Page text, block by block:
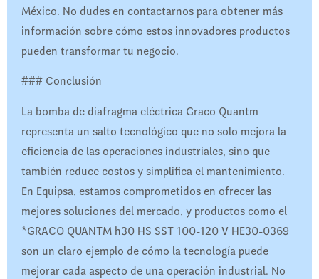
México. No dudes en contactarnos para obtener más
información sobre cómo estos innovadores productos
pueden transformar tu negocio.
### Conclusión
La bomba de diafragma eléctrica Graco Quantm
representa un salto tecnológico que no solo mejora la
eficiencia de las operaciones industriales, sino que
también reduce costos y simplifica el mantenimiento.
En Equipsa, estamos comprometidos en ofrecer las
mejores soluciones del mercado, y productos como el
*GRACO QUANTM h30 HS SST 100-120 V HE30-0369
son un claro ejemplo de cómo la tecnología puede
mejorar cada aspecto de una operación industrial. No